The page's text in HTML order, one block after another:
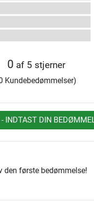
0 af 5 stjerner
Kundebedømmelser)
- INDTAST DIN
den første bedømmelse!